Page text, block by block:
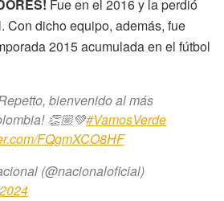
Fue en el 2016 y la perdió
Con dicho equipo, además, fue
2015 acumulada en el fútbol
bienvenido al más
👏🏼💚#VamosVerde
FQgmXCO8HF
(@nacionaloficial)